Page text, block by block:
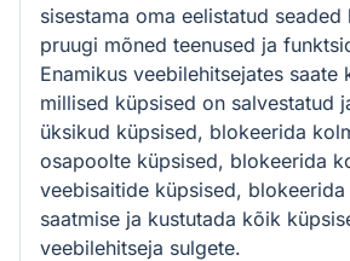
sisestama oma eelistatud seaded
pruugi mõned teenused ja
Enamikus veebilehitsejates saate
millised küpsised on salvestatud
üksikud küpsised, blokeerida
osapoolte küpsised, blokeerida
veebisaitide küpsised,
saatmise ja kustutada kõik
veebilehitseja sulgete.